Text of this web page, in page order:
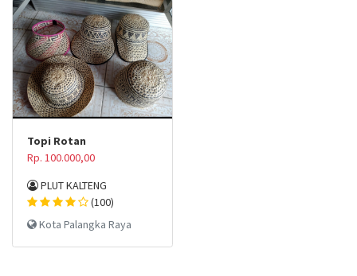
Topi Rotan
Rp. 100.000,00
PLUT KALTENG
(100)
Kota Palangka Raya